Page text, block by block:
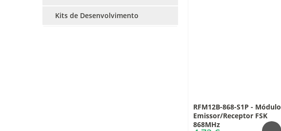
Kits de Desenvolvimento
RFM12B-868-S1P - Módulo
Emissor/Receptor FSK
868MHz